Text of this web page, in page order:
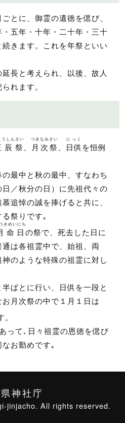
とに、御霊の遺徳を偲び、
五年・十年・二十年・三十
きます。これを年祭といい
長と考えられ、以後、故人
れます。
辰祭
うしんさい
月次祭
つきなみさい
日供
にっく
を恒例
最中と秋の最中、すなわち
／秋分の日）に先祖代々の
追悼の誠を捧げると共に、
祭りです｡
命日
きめいにち
の祭で、死去した日に
は各祖霊中で、始祖、両
のような特殊の祖霊に対し
ばとに行い、日供を一段と
月次祭の中で１月１日は
って､日々祖霊の恩徳を偲び
お勤めです｡
神社庁
jinjacho. All rights reserved.